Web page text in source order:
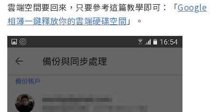
雲端空間要回來，只要參考這篇教學即可：「Google
相簿一鍵釋放你的雲端硬碟空間 」。